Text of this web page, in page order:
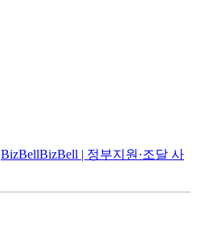
BizBellBizBell | 정부지원·조달 사